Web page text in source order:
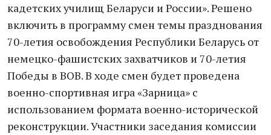
кадетских училищ Беларуси и России». Решено
включить в программу смен темы празднования
70-летия освобождения Республики Беларусь от
немецко-фашистских захватчиков и 70-летия
Победы в ВОВ. В ходе смен будет проведена
военно-спортивная игра «Зарница» с
использованием формата военно-исторической
реконструкции. Участники заседания комиссии